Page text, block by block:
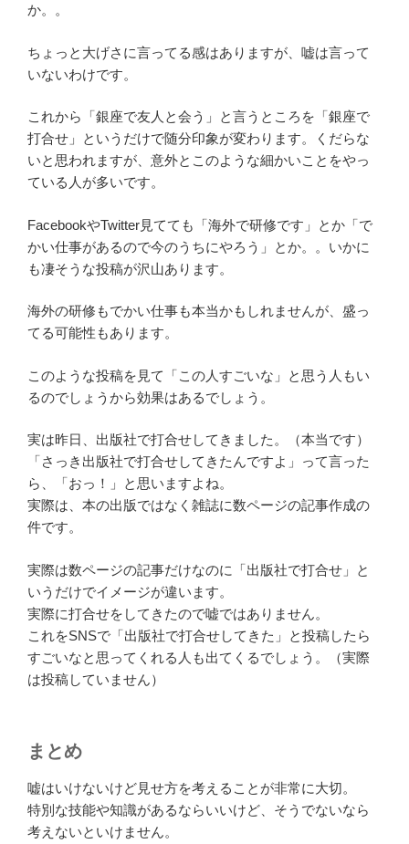
か。。
ちょっと大げさに言ってる感はありますが、嘘は言って
いないわけです。
これから「銀座で友人と会う」と言うところを「銀座で
打合せ」というだけで随分印象が変わります。くだらな
いと思われますが、意外とこのような細かいことをやっ
ている人が多いです。
FacebookやTwitter見てても「海外で研修です」とか「で
かい仕事があるので今のうちにやろう」とか。。いかに
も凄そうな投稿が沢山あります。
海外の研修もでかい仕事も本当かもしれませんが、盛っ
てる可能性もあります。
このような投稿を見て「この人すごいな」と思う人もい
るのでしょうから効果はあるでしょう。
実は昨日、出版社で打合せしてきました。（本当です）
「さっき出版社で打合せしてきたんですよ」って言った
ら、「おっ！」と思いますよね。
実際は、本の出版ではなく雑誌に数ページの記事作成の
件です。
実際は数ページの記事だけなのに「出版社で打合せ」と
いうだけでイメージが違います。
実際に打合せをしてきたので嘘ではありません。
これをSNSで「出版社で打合せしてきた」と投稿したら
すごいなと思ってくれる人も出てくるでしょう。（実際
は投稿していません）
まとめ
嘘はいけないけど見せ方を考えることが非常に大切。
特別な技能や知識があるならいいけど、そうでないなら
考えないといけません。